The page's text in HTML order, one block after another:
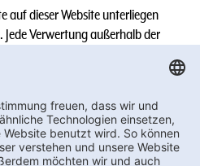
auf dieser Website unterliegen
Verwertung außerhalb der
und Aktualität der Inhalte
Webseiten Dritter, auf deren Inhalte